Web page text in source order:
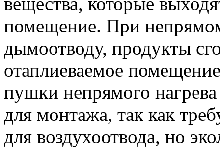
помещение. При
дымоотводу, продукты
отаплиеваемое
пушки непрямого
для монтажа, так как
для воздухоотвода, но